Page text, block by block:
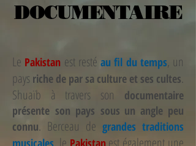
DOCUMENTAIRE
Le Pakistan est resté au fil du temps, un
pays riche de par sa culture et ses cultes.
Shuaïb à travers son
documentaire
présente son pays sous un angle peu
connu. Berceau de grandes traditions
musicales, le Pakistanest également une